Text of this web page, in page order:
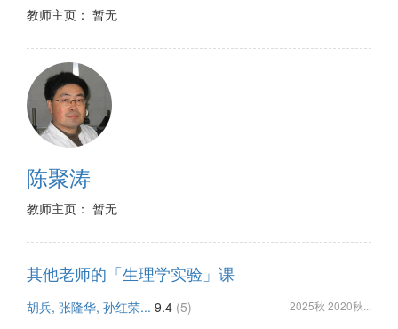
教师主页： 暂无
陈聚涛
教师主页： 暂无
其他老师的「生理学实验」课
胡兵, 张隆华, 孙红荣... 9.4 (5) 2025秋 2020秋...